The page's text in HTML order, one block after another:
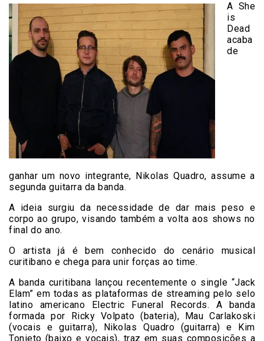
A She
is
Dead
acaba
de
ganhar um novo integrante, Nikolas Quadro, assume a
segunda guitarra da banda.
A ideia surgiu da necessidade de dar mais peso e
corpo ao grupo, visando também a volta aos shows no
final do ano.
O artista já é bem conhecido do cenário musical
curitibano e chega para unir forças ao time.
A banda curitibana lançou recentemente o single “Jack
Elam” em todas as plataformas de streaming pelo selo
latino americano Electric Funeral Records. A banda
formada por Ricky Volpato (bateria), Mau Carlakoski
(vocais e guitarra), Nikolas Quadro (guitarra) e Kim
Tonieto (baixo e vocais), traz em suas composições a